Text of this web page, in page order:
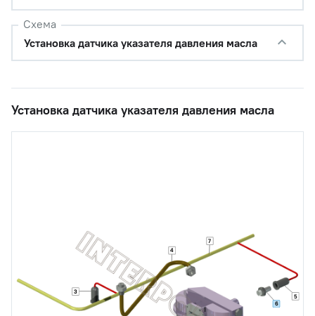
Схема
Установка датчика указателя давления масла
Установка датчика указателя давления масла
3
4
5
6
7